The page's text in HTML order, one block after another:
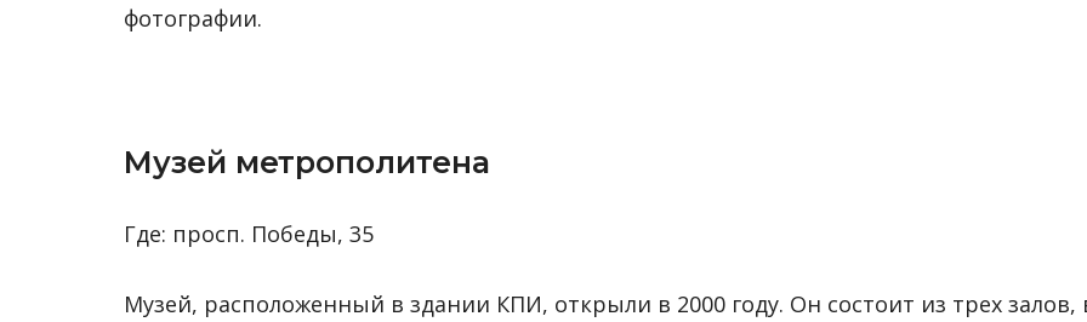
фотографии.
Музей метрополитена
Где: просп. Победы, 35
Музей, расположенный в здании КПИ, открыли в 2000 году. Он состоит из трех залов,